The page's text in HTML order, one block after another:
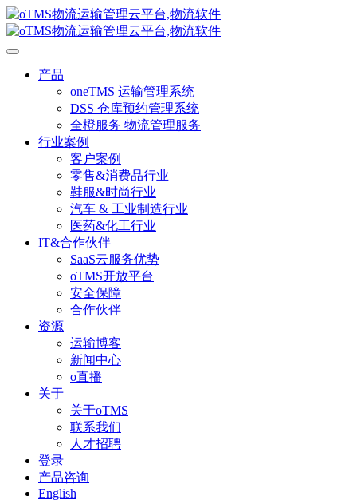
产品
oneTMS 运输管理系统
DSS 仓库预约管理系统
全橙服务 物流管理服务
行业案例
客户案例
零售&消费品行业
鞋服&时尚行业
汽车 & 工业制造行业
医药&化工行业
IT&合作伙伴
SaaS云服务优势
oTMS开放平台
安全保障
合作伙伴
资源
运输博客
新闻中心
o直播
关于
关于oTMS
联系我们
人才招聘
登录
产品咨询
English